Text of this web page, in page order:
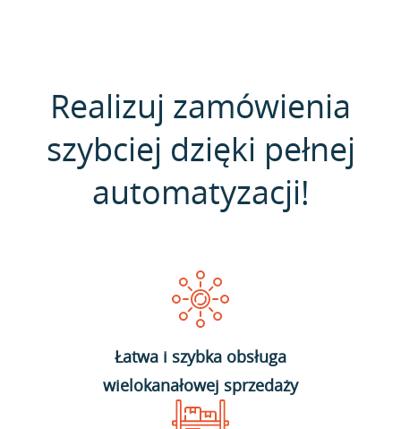
Realizuj zamówienia
szybciej dzięki pełnej
automatyzacji!
Łatwa i szybka obsługa
wielokanałowej sprzedaży